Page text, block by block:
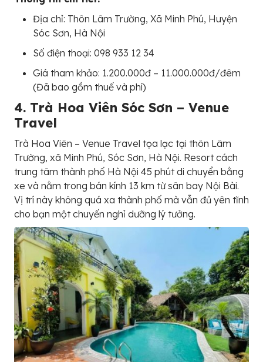
Địa chỉ: Thôn Lâm Trường, Xã Minh Phú, Huyện
Sóc Sơn, Hà Nội
Số điện thoại: 098 933 12 34
Giá tham khảo: 1.200.000đ – 11.000.000đ/đêm
(Đã bao gồm thuế và phí)
4. Trà Hoa Viên Sóc Sơn – Venue
Travel
Trà Hoa Viên – Venue Travel tọa lạc tại thôn Lâm
Trường, xã Minh Phú, Sóc Sơn, Hà Nội. Resort cách
trung tâm thành phố Hà Nội 45 phút di chuyển bằng
xe và nằm trong bán kính 13 km từ sân bay Nội Bài.
Vị trí này không quá xa thành phố mà vẫn đủ yên tĩnh
cho bạn một chuyến nghỉ dưỡng lý tưởng.